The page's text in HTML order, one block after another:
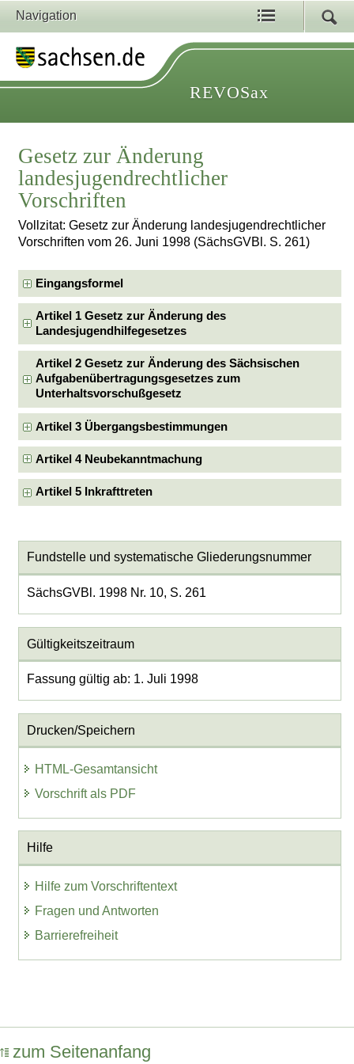
Navigation
REVOSax
Gesetz zur Änderung
landesjugendrechtlicher
Vorschriften
Vollzitat: Gesetz zur Änderung landesjugendrechtlicher
Vorschriften vom 26. Juni 1998 (SächsGVBl. S. 261)
Eingangsformel
Artikel 1 Gesetz zur Änderung des
Landesjugendhilfegesetzes
Artikel 2 Gesetz zur Änderung des Sächsischen
Aufgabenübertragungsgesetzes zum
Unterhaltsvorschußgesetz
Artikel 3 Übergangsbestimmungen
Artikel 4 Neubekanntmachung
Artikel 5 Inkrafttreten
Fundstelle und systematische Gliederungsnummer
SächsGVBl. 1998 Nr. 10, S. 261
Gültigkeitszeitraum
Fassung gültig ab: 1. Juli 1998
Drucken/Speichern
HTML-Gesamtansicht
Vorschrift als PDF
Hilfe
Hilfe zum Vorschriftentext
Fragen und Antworten
Barrierefreiheit
zum Seitenanfang